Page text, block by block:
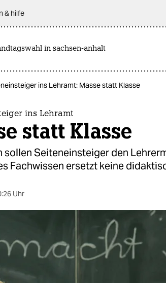
& hilfe
in sachsen-anhalt
ins Lehramt: Masse statt Klasse
ins Lehramt
statt Klasse
sollen Seiteneinsteiger den
Fachwissen ersetzt keine
Uhr